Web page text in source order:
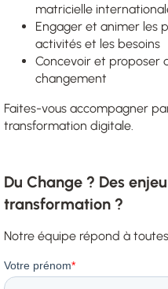
matricielle
Engager et animer les
activités et les besoins
Concevoir et proposer
changement
Faites-vous accompagner
transformation digitale.
Du Change ? Des
transformation ?
Notre équipe répond à